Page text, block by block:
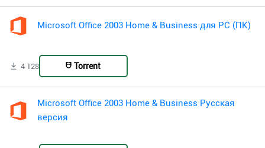
Microsoft Office 2003 Home & Business для PC (ПК)
4 128 Torrent
Microsoft Office 2003 Home & Business Русская
версия